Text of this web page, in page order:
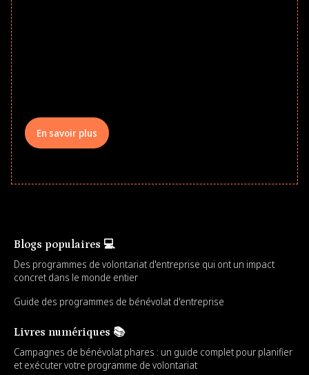
En savoir plus
Blogs populaires 💻
Des programmes de volontariat d'entreprise qui ont un impact
concret dans le monde entier
Guide des programmes de bénévolat d'entreprise
Livres numériques 📚
Campagnes de bénévolat phares : un guide complet pour planifier
et exécuter votre programme de volontariat